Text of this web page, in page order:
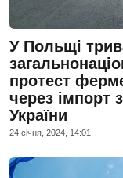
У Польщі
протест
через імпорт з
України
24 сiчня, 2024, 14:01